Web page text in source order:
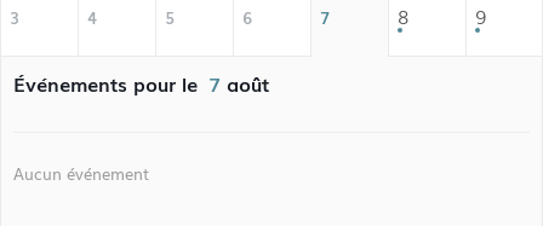
3 4 5 6 7 8 9
Événements pour le 7 août
Aucun événement